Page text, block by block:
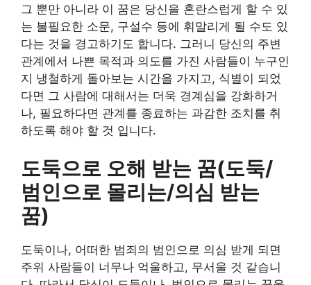
그 뿐만 아니라 이 꿈은 당신을 혼란스럽게 할 수 있
는 불필요한 소문, 구설수 등에 휘말리게 될 수도 있
다는 것을 경고하기도 합니다. 그러니 당신의 주변
관계에서 나쁜 목적과 의도를 가진 사람들이 누구인
지 냉철하게 돌아보는 시간을 가지고, 식별이 되었
다면 그 사람에 대해서는 더욱 경계심을 강화하거
나, 필요하다면 관계를 종료하는 과감한 조치를 취
하도록 해야 할 것 입니다.
도둑으로 오해 받는 꿈(도둑/
범인으로 몰리는/의심 받는
꿈)
도둑이나, 어떠한 범죄의 범인으로 의심 받게 되면
주위 사람들이 너무나 억울하고, 무서울 것 같습니